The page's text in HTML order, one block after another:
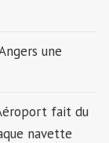
une
fait du
navette